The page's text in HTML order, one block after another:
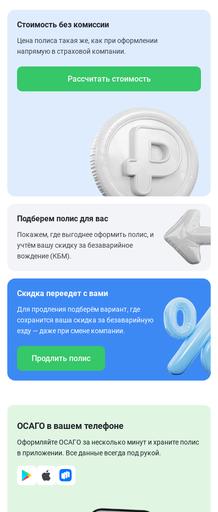
Стоимость без комиссии
Цена полиса такая же, как при оформлении
напрямую в страховой компании.
Рассчитать стоимость
Подберем полис для вас
Покажем, где выгоднее оформить полис, и
учтём вашу скидку за безаварийное
вождение (КБМ).
Скидка переедет с вами
Для продления подберём вариант, где
сохранится ваша скидка за безаварийную
езду — даже при смене компании.
Продлить полис
ОСАГО в вашем телефоне
Оформляйте ОСАГО за несколько минут и храните полис
в приложении. Все данные всегда под рукой.